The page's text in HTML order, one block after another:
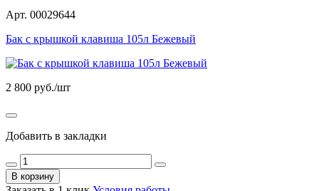
Арт. 00029644
Бак с крышкой клавиша 105л Бежевый
2 800 руб./шт
Добавить в закладки
В корзину